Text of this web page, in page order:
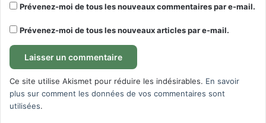
Prévenez-moi de tous les nouveaux commentaires par e-mail.
Prévenez-moi de tous les nouveaux articles par e-mail.
Ce site utilise Akismet pour réduire les indésirables. En savoir
plus sur comment les données de vos commentaires sont
utilisées.